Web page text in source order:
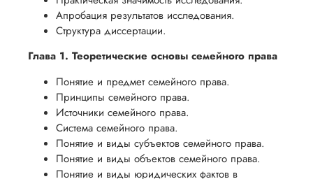
Апробация результатов исследования.
Структура диссертации.
Глава 1. Теоретические основы семейного права
Понятие и предмет семейного права.
Принципы семейного права.
Источники семейного права.
Система семейного права.
Понятие и виды субъектов семейного права.
Понятие и виды объектов семейного права.
Понятие и виды юридических фактов в